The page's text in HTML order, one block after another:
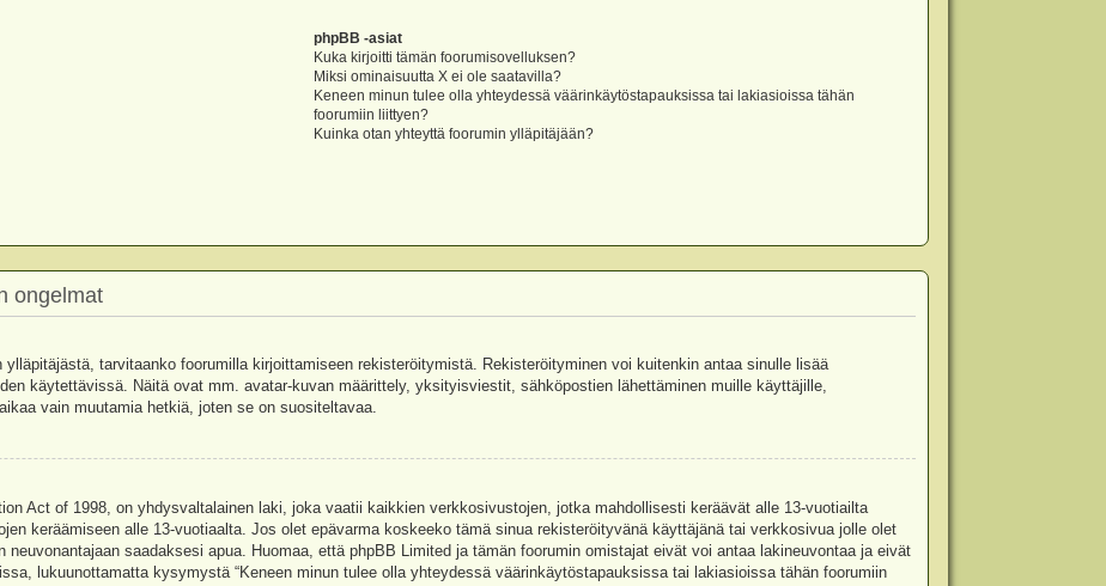
phpBB -asiat
Kuka kirjoitti tämän foorumisovelluksen?
Miksi ominaisuutta X ei ole saatavilla?
Keneen minun tulee olla yhteydessä väärinkäytöstapauksissa tai lakiasioissa tähän
foorumiin liittyen?
Kuinka otan yhteyttä foorumin ylläpitäjään?
ongelmat
tarvitaanko foorumilla kirjoittamiseen rekisteröitymistä. Rekisteröityminen voi kuitenkin antaa sinulle lisää
käytettävissä. Näitä ovat mm. avatar-kuvan määrittely, yksityisviestit, sähköpostien lähettäminen muille käyttäjille,
vain muutamia hetkiä, joten se on suositeltavaa.
Act of 1998, on yhdysvaltalainen laki, joka vaatii kaikkien verkkosivustojen, jotka mahdollisesti keräävät alle 13-vuotiailta
keräämiseen alle 13-vuotiaalta. Jos olet epävarma koskeeko tämä sinua rekisteröityvänä käyttäjänä tai verkkosivua jolle olet
saadaksesi apua. Huomaa, että phpBB Limited ja tämän foorumin omistajat eivät voi antaa lakineuvontaa ja eivät
lukuunottamatta kysymystä “Keneen minun tulee olla yhteydessä väärinkäytöstapauksissa tai lakiasioissa tähän foorumiin